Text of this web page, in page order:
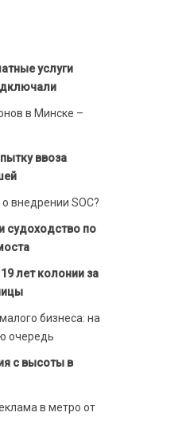
услуги
в Минске –
ввоза
внедрении SOC?
судоходство по
лет колонии за
бизнеса: на
очередь
с высоты в
в метро от